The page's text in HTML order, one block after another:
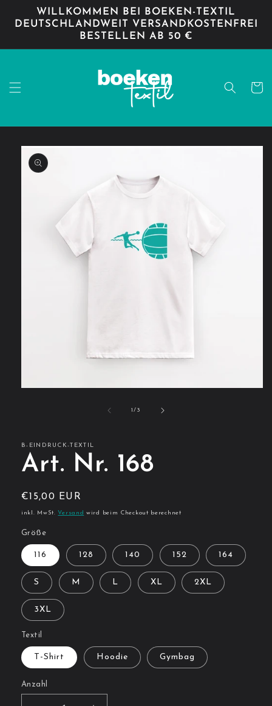
Inhalt
WILLKOMMEN BEI BOEKEN-TEXTIL
DEUTSCHLANDWEIT VERSANDKOSTENFREI
BESTELLEN AB 50 €
1/von
3
B-EINDRUCK-TEXTIL
Art. Nr. 168
Normaler
Preis
€15,00 EUR
inkl. MwSt.Versand wird beim Checkout berechnet
Größe
116 128 140 152 164
S M L XL 2XL
3XL
Textil
T-Shirt Hoodie Gymbag
Anzahl